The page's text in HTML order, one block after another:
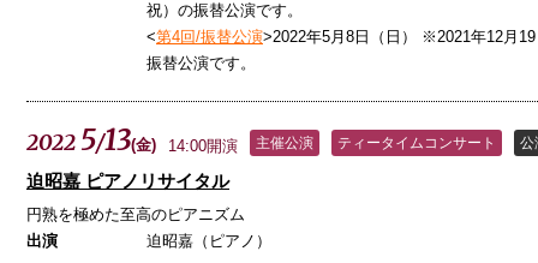
祝）の振替公演です。
<第4回/振替公演>2022年5月8日（日） ※2021年12月
振替公演です。
2022 5/13(金) 14:00開演 主催公演 ティータイムコンサート 公
迫昭嘉 ピアノリサイタル
円熟を極めた至高のピアニズム
出演
迫昭嘉（ピアノ）